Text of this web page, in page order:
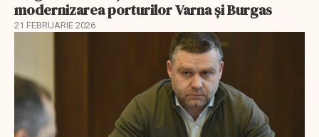
modernizarea porturilor Varna și Burgas
21 FEBRUARIE 2026